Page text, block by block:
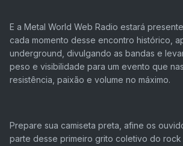
E a Metal World Web Radio estará
cada momento desse encontro histórico,
underground, divulgando as bandas e
peso e visibilidade para um evento que
resistência, paixão e volume no máximo.
Prepare sua camiseta preta, afine os
parte desse primeiro grito coletivo do rock